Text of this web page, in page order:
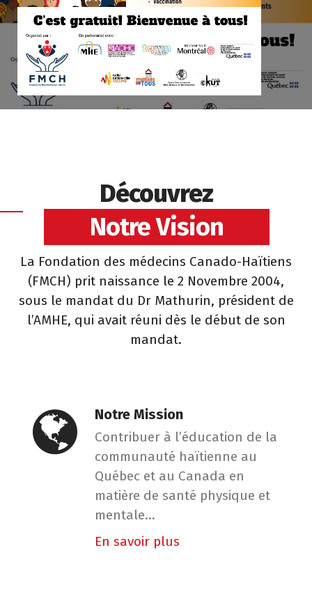
Découvrez
Notre Vision
La Fondation des médecins Canado-Haïtiens
(FMCH) prit naissance le 2 Novembre 2004,
sous le mandat du Dr Mathurin, président de
l’AMHE, qui avait réuni dès le début de son
mandat.
Notre Mission
Contribuer à l’éducation de la
communauté haïtienne au
Québec et au Canada en
matière de santé physique et
mentale...
En savoir plus